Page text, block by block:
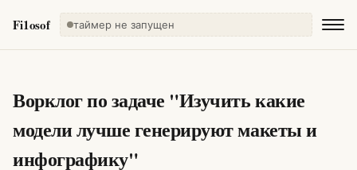
Fi1osof таймер не запущен
Ворклог по задаче "Изучить какие
модели лучше генерируют макеты и
инфографику"